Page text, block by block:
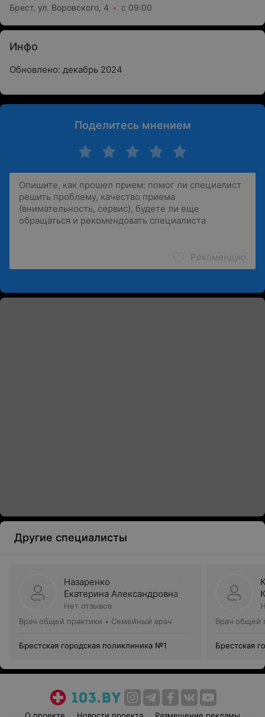
Брест, ул. Воровского, 4 с 09:00
Инфо
Обновлено: декабрь 2024
Поделитесь мнением
Рекомендую
Другие специалисты
Назаренко
Екатерина Александровна
Нет отзывов
Врач общей практики • Семейный врач
Брестская городская поликлиника №1
Врач общей
Брестская